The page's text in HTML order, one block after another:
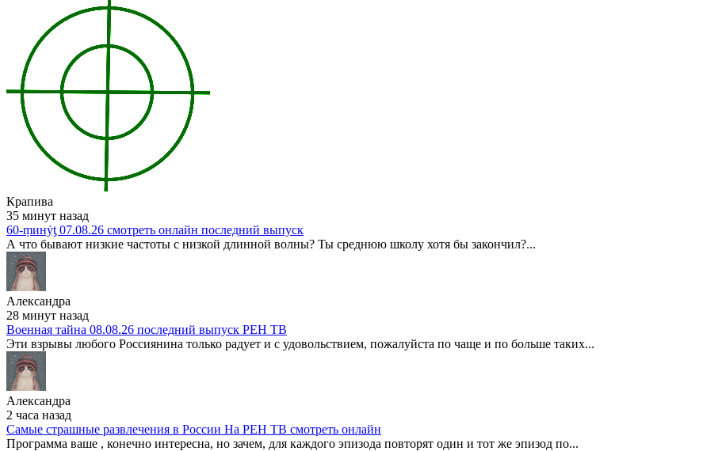
Крапива
35 минут назад
60-ṃинẏƫ 07.08.26 смотреть онлайн последний выпуск
А что бывают низкие частоты с низкой длинной волны? Ты среднюю школу хотя бы закончил?...
Александра
28 минут назад
Военная тайна 08.08.26 последний выпуск РЕН ТВ
Эти взрывы любого Россиянина только радует и с удовольствием, пожалуйста по чаще и по больше таких...
Александра
2 часа назад
Самые страшные развлечения в России На РЕН ТВ смотреть онлайн
Программа ваше , конечно интересна, но зачем, для каждого эпизода повторят один и тот же эпизод по...